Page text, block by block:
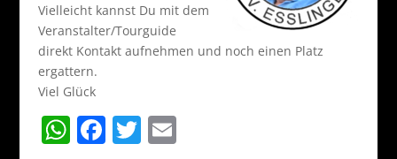
Vielleicht kannst Du mit dem
Veranstalter/Tourguide
direkt Kontakt aufnehmen und noch einen Platz
ergattern.
Viel Glück
W F T E